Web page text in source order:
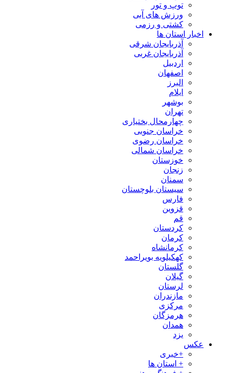
توپ و تور
ورزش های آبی
کشتی و رزمی
اخبار استان ها
آذربایجان شرقی
آذربایجان غربی
اردبیل
اصفهان
البرز
ایلام
بوشهر
تهران
چهارمحال بختیاری
خراسان جنوبی
خراسان رضوی
خراسان شمالی
خوزستان
زنجان
سمنان
سیستان بلوچستان
فارس
قزوین
قم
کردستان
کرمان
کرمانشاه
کهکیلویه بویراحمد
گلستان
گیلان
لرستان
مازندران
مرکزی
هرمزگان
همدان
یزد
عکس
+خبری
+ استان ها